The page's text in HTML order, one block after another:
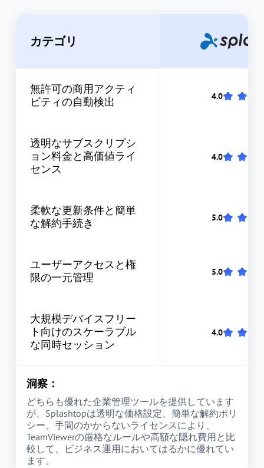
カテゴリ
無許可の商用アクティ
ビティの自動検出
透明なサブスクリプシ
ョン料金と高価値ライ
センス
柔軟な更新条件と簡単
な解約手続き
ユーザーアクセスと権
限の一元管理
大規模デバイスフリー
ト向けのスケーラブル
な同時セッション
洞察：
どちらも優れた企業管理ツールを提供しています
が、Splashtopは透明な価格設定、簡単な解約ポリ
シー、手間のかからないライセンスにより、
TeamViewerの厳格なルールや高額な隠れ費用と比
較して、ビジネス運用においてはるかに優れてい
ます。